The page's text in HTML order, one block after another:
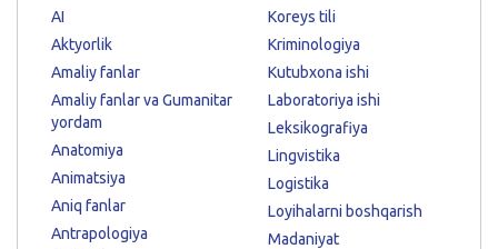
AI
Aktyorlik
Amaliy fanlar
Amaliy fanlar va Gumanitar
yordam
Anatomiya
Animatsiya
Aniq fanlar
Antrapologiya
Koreys tili
Kriminologiya
Kutubxona ishi
Laboratoriya ishi
Leksikografiya
Lingvistika
Logistika
Loyihalarni boshqarish
Madaniyat